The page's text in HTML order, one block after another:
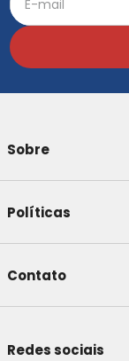
Sobre
Políticas
Contato
Redes sociais